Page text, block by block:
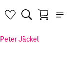
Peter Jäckel